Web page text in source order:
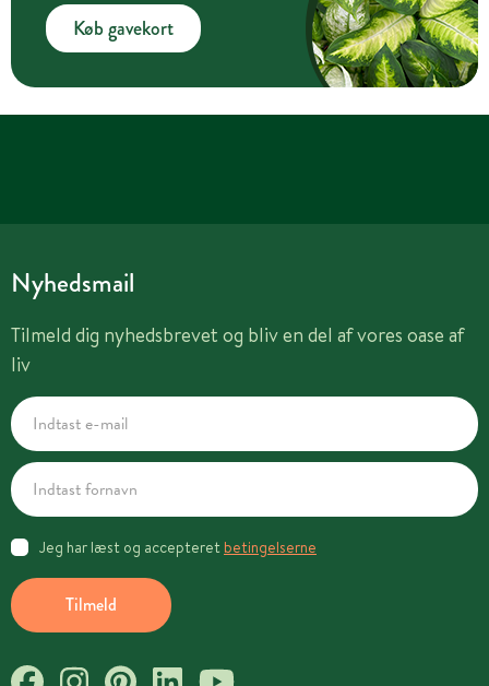
Køb gavekort
Nyhedsmail
Tilmeld dig nyhedsbrevet og bliv en del af vores oase af
liv
Tilmeld
Jeg har læst og accepteret betingelserne